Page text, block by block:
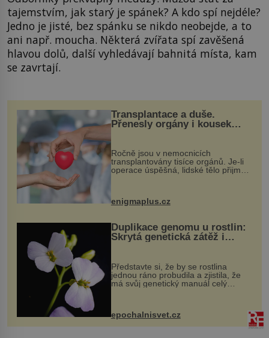
tajemstvím, jak starý je spánek? A kdo spí nejdéle?
Jedno je jisté, bez spánku se nikdo neobejde, a to
ani např. moucha. Některá zvířata spí zavěšená
hlavou dolů, další vyhledávají bahnitá místa, kam
se zavrtají.
Transplantace a duše.
Přenesly orgány i kousek
Ročně jsou v nemocnicích
transplantovány tisíce orgánů. Je-li
operace úspěšná, lidské tělo přijme
enigmaplus.cz
Duplikace genomu u rostlin:
Skrytá genetická zátěž i
Představte si, že by se rostlina
jednou ráno probudila a zjistila, že
má svůj genetický manuál celý
vstupenka...
epochalnisvet.cz